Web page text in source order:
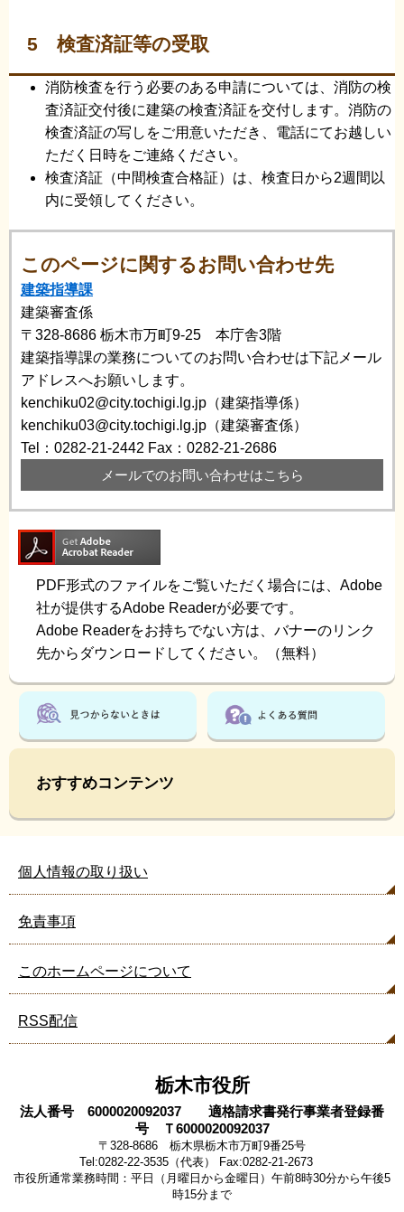
5 検査済証等の受取
消防検査を行う必要のある申請については、消防の検
査済証交付後に建築の検査済証を交付します。消防の
検査済証の写しをご用意いただき、電話にてお越しい
ただく日時をご連絡ください。
検査済証（中間検査合格証）は、検査日から2週間以
内に受領してください。
このページに関するお問い合わせ先
建築指導課
建築審査係
〒328-8686 栃木市万町9-25 本庁舎3階
建築指導課の業務についてのお問い合わせは下記メール
アドレスへお願いします。
kenchiku02@city.tochigi.lg.jp（建築指導係）
kenchiku03@city.tochigi.lg.jp（建築審査係）
Tel：0282-21-2442 Fax：0282-21-2686
メールでのお問い合わせはこちら
PDF形式のファイルをご覧いただく場合には、Adobe
社が提供するAdobe Readerが必要です。
Adobe Readerをお持ちでない方は、バナーのリンク
先からダウンロードしてください。（無料）
おすすめコンテンツ
個人情報の取り扱い
免責事項
このホームページについて
RSS配信
栃木市役所
法人番号 6000020092037 適格請求書発行事業者登録番
号 Ｔ6000020092037
〒328-8686 栃木県栃木市万町9番25号
Tel:0282-22-3535（代表） Fax:0282-21-2673
市役所通常業務時間：平日（月曜日から金曜日）午前8時30分から午後5
時15分まで